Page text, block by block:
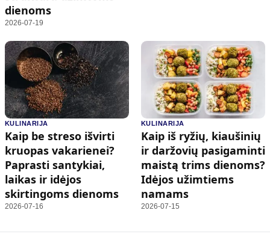
dienoms
2026-07-19
KULINARIJA
Kaip be streso išvirti
kruopas vakarienei?
Paprasti santykiai,
laikas ir idėjos
skirtingoms dienoms
2026-07-16
KULINARIJA
Kaip iš ryžių, kiaušinių
ir daržovių pasigaminti
maistą trims dienoms?
Idėjos užimtiems
namams
2026-07-15